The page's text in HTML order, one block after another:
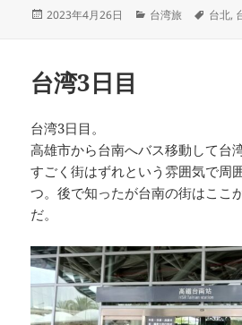
投
2023年4月26日
カ
台湾旅
タ
台北,
台湾3日目
台湾3日目。
高雄市から台南へバス移動して台
すごく街はずれという雰囲気で周
つ。後で知ったが台南の街はここ
だ。